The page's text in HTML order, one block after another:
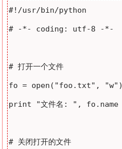
#!/usr/bin/python
# -*- coding: utf-8 -*-
# 打开一个文件
fo = open("foo.txt", "w")
print "文件名: ", fo.name
# 关闭打开的文件